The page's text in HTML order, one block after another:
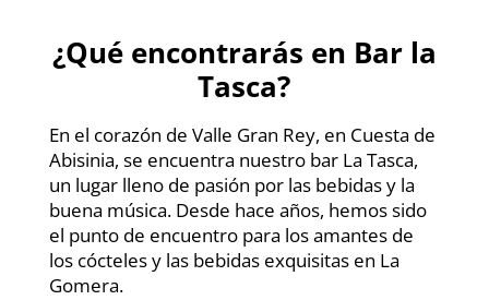
¿Qué encontrarás en Bar la
Tasca?
En el corazón de Valle Gran Rey, en Cuesta de
Abisinia, se encuentra nuestro bar La Tasca,
un lugar lleno de pasión por las bebidas y la
buena música. Desde hace años, hemos sido
el punto de encuentro para los amantes de
los cócteles y las bebidas exquisitas en La
Gomera.